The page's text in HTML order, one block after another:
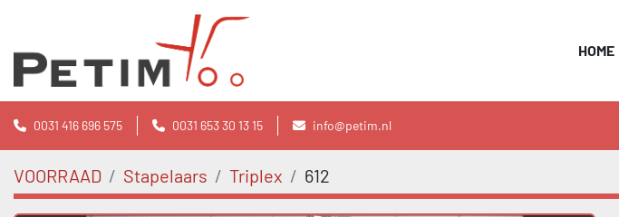
HOME
0031 416 696 575 0031 653 30 13 15 info@petim.nl
VOORRAAD Stapelaars Triplex 612